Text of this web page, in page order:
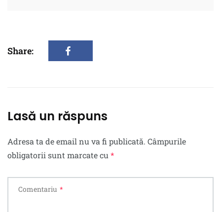
Share:
Lasă un răspuns
Adresa ta de email nu va fi publicată. Câmpurile
obligatorii sunt marcate cu *
Comentariu *